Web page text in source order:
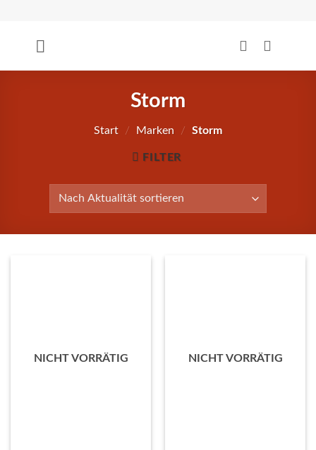
springen
Storm
Start / Marken / Storm
FILTER
NICHT VORRÄTIG NICHT VORRÄTIG